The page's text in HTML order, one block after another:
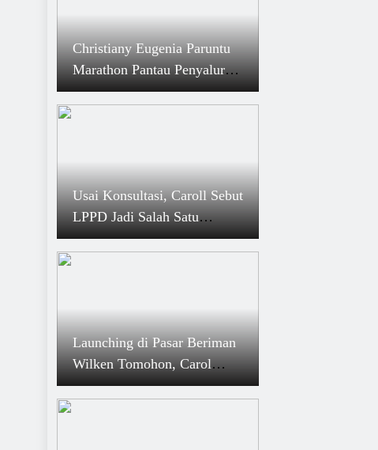
Christiany Eugenia Paruntu
Marathon Pantau Penyaluran
BLT DD
Usai Konsultasi, Caroll Sebut
LPPD Jadi Salah Satu
Pertimbangan Penempatan
Launching di Pasar Beriman
Wilken Tomohon, Carol
Sebut Cashless Miliki Makna